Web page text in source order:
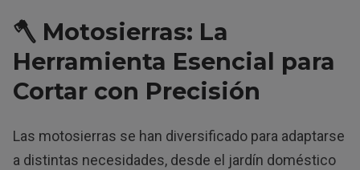
🪓 Motosierras: La
Herramienta Esencial para
Cortar con Precisión
Las motosierras se han diversificado para adaptarse
a distintas necesidades, desde el jardín doméstico